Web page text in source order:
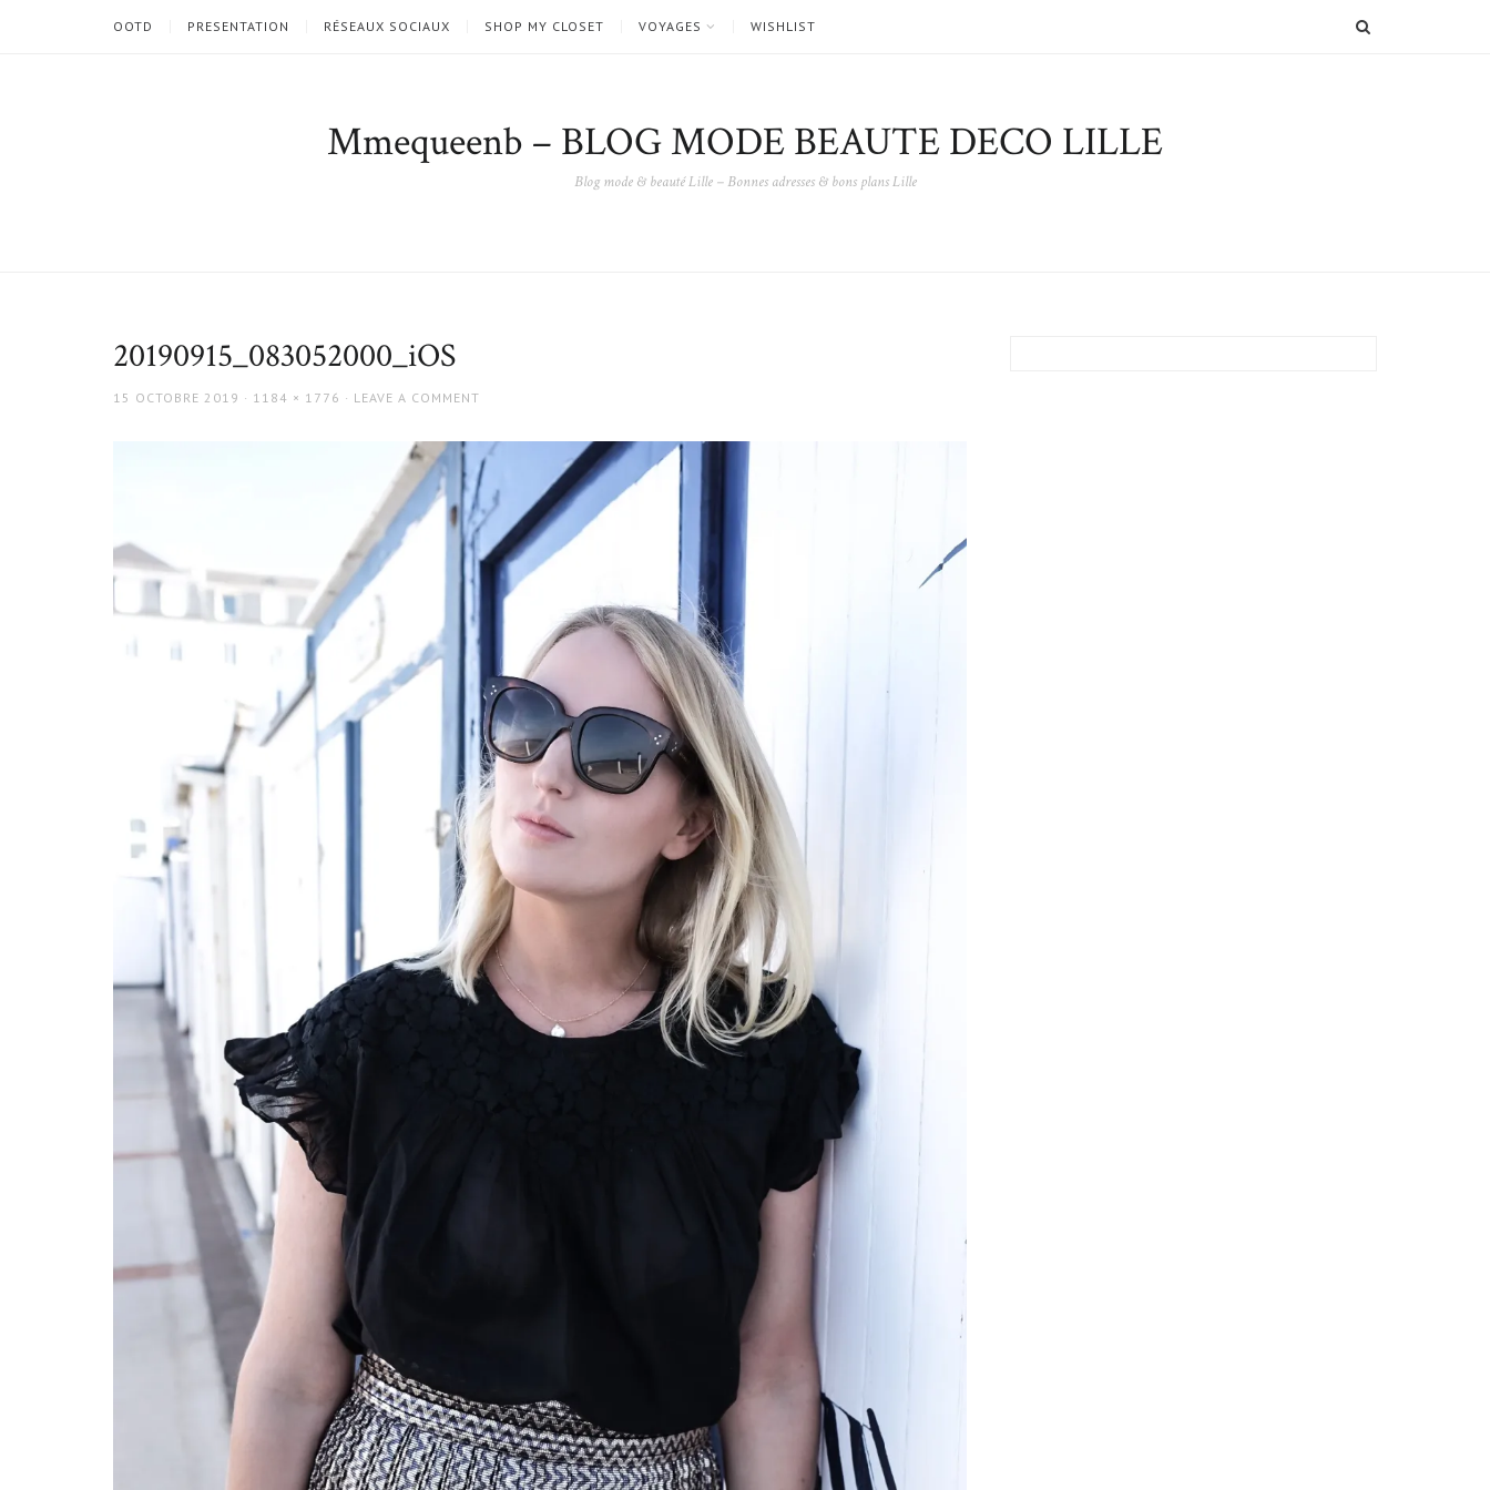
OOTD PRESENTATION RÉSEAUX SOCIAUX SHOP MY CLOSET VOYAGES WISHLIST
Mmequeenb – BLOG MODE BEAUTE DECO LILLE
Blog mode & beauté Lille – Bonnes adresses & bons plans Lille
20190915_083052000_iOS
POSTED
15 OCTOBRE 2019
FULL
1184 × 1776 LEAVE A COMMENT